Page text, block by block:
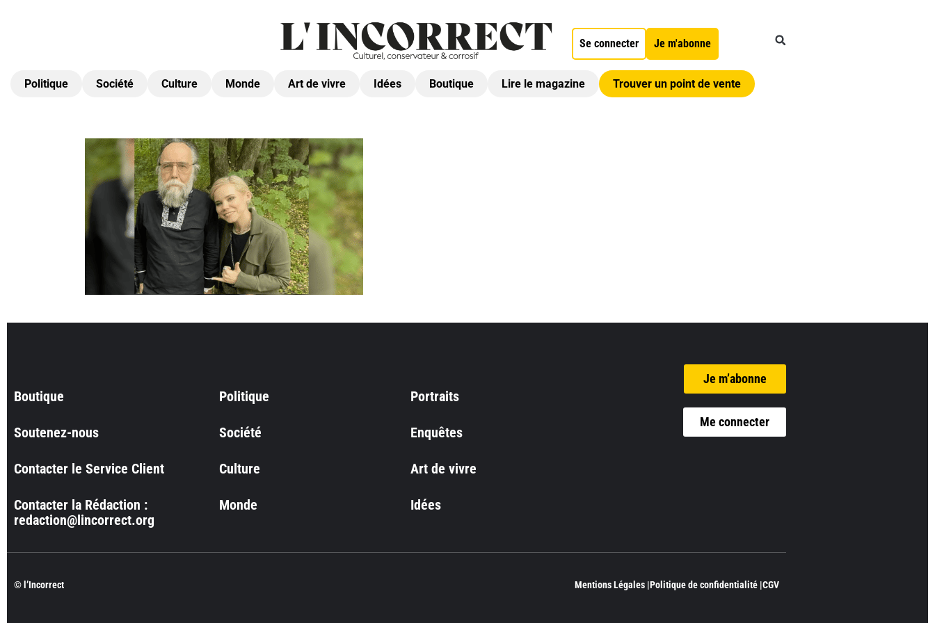
Se connecter Je m'abonne
Politique Société Culture Monde Art de vivre Idées Boutique Lire le magazine Trouver un point de vente
Boutique
Soutenez-nous
Contacter le Service Client
Contacter la Rédaction :
redaction@lincorrect.org
Politique
Société
Culture
Monde
Portraits
Enquêtes
Art de vivre
Idées
Je m’abonne
Me connecter
© l’Incorrect Mentions Légales |Politique de confidentialité |CGV